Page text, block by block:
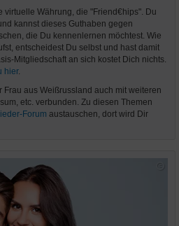
virtuelle Währung, die "Friend€hips". Du
kannst dieses Guthaben gegen
die Du kennenlernen möchtest. Wie
entscheidest Du selbst und hast damit
Mitgliedschaft an sich kostet Dich nichts.
hier.
Frau aus Weißrussland auch mit weiteren
etc. verbunden. Zu diesen Themen
Forum austauschen, dort wird Dir